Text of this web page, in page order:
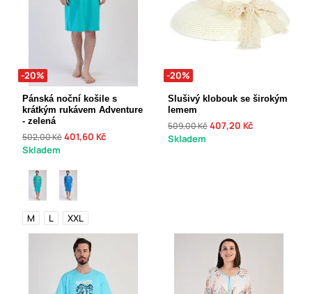
-20%
Pánská noční košile s
krátkým rukávem Adventure
- zelená
502,00 Kč401,60 Kč
Skladem
M L XXL
-20%
Slušivý klobouk se širokým
lemem
509,00 Kč407,20 Kč
Skladem